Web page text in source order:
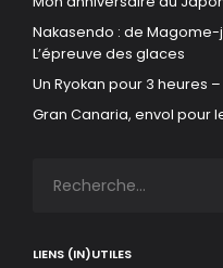
Nakasendo : de
L’épreuve des glaces
Un Ryokan pour 3 heures
Gran Canaria, envol pour
LIENS (IN)UTILES